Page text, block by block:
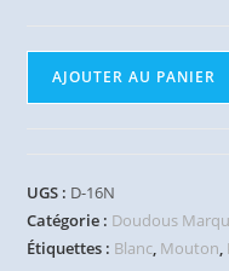
Mouton
blanc
gris
AJOUTER AU PANIER
UGS : D-16N
Catégorie : Doudous
Étiquettes : Blanc, Mouton,